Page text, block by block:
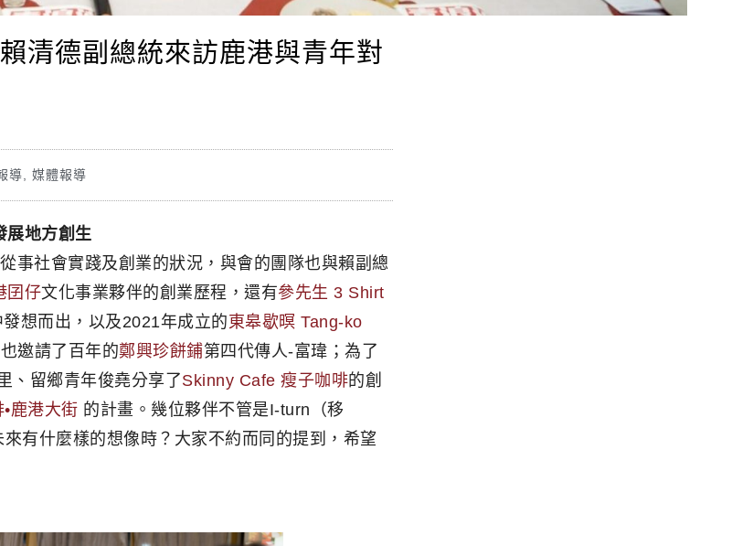
清德副總統來訪鹿港與青年對
導, 媒體報導
地方創生
事社會實踐及創業的狀況，與會的團隊也與賴副總
囝仔文化事業夥伴的創業歷程，還有參先生 3 Shirt
想而出，以及2021年成立的東皋歇暝 Tang-ko
邀請了百年的鄭興珍餅鋪第四代傳人-富瑋；為了
、留鄉青年俊堯分享了Skinny Cafe 瘦子咖啡的創
鹿港大街 的計畫。幾位夥伴不管是I-turn（移
有什麼樣的想像時？大家不約而同的提到，希望